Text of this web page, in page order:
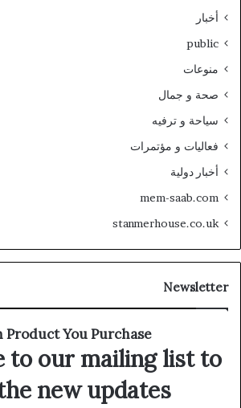
أخبار
public
منوعات
صحة و جمال
سياحة و ترفيه
فعاليات و مؤتمرات
أخبار دولية
mem-saab.com
stanmerhouse.co.uk
Newsletter
Product You Purchase
to our mailing list to
new updates!